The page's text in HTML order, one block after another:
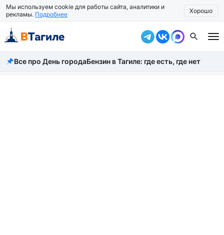
Мы используем cookie для работы сайта, аналитики и
рекламы. Подробнее Хорошо
Все новости
Все про День городаБензин в Тагиле: где есть, где нет